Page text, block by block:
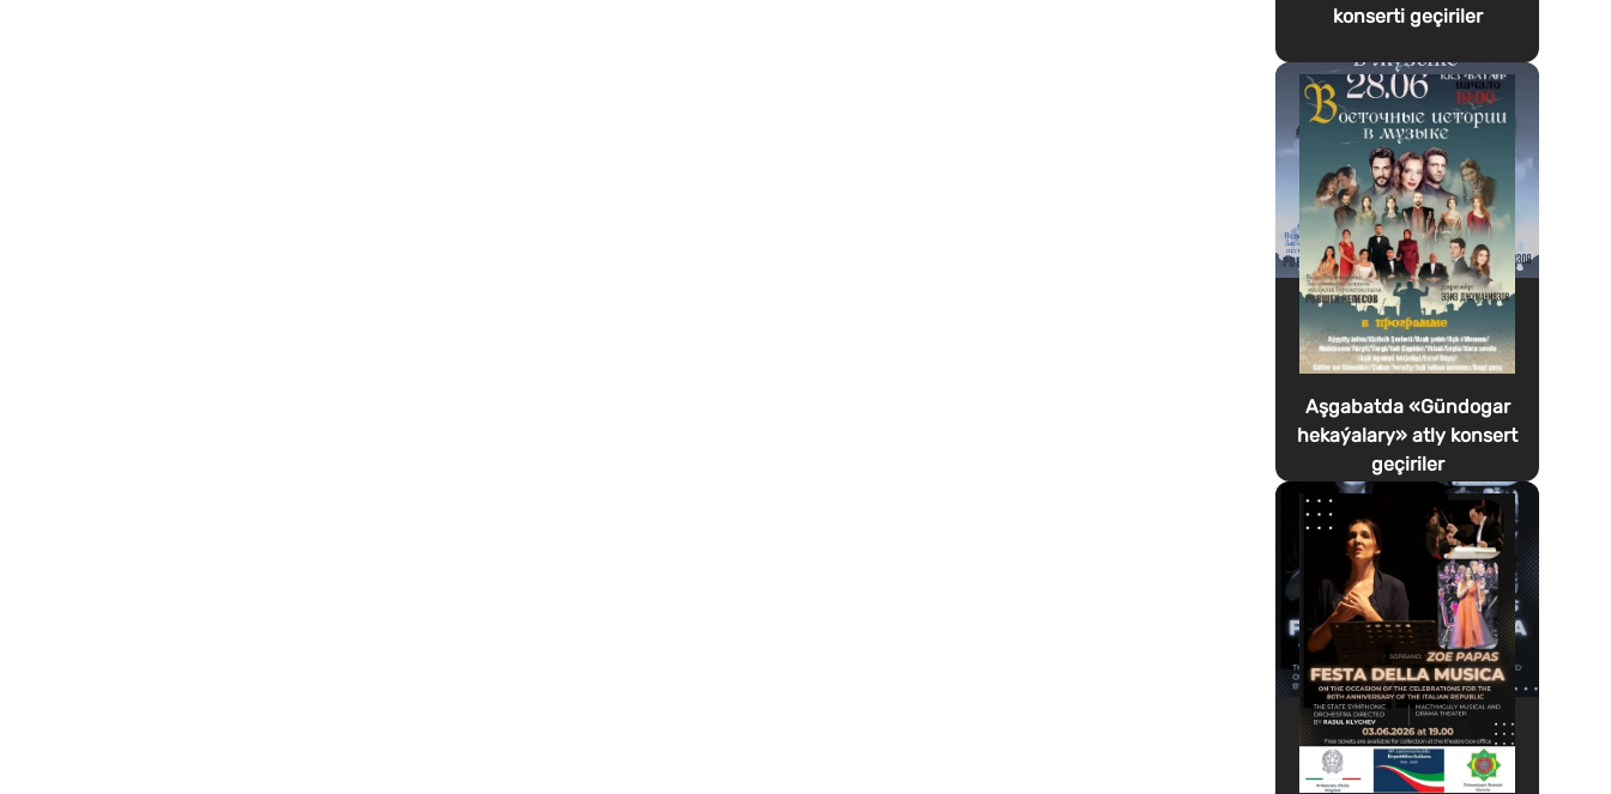
konserti geçiriler
Aşgabatda «Gündogar
hekaýalary» atly konsert
geçiriler